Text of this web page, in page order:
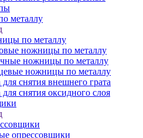
металлу
по металлу
ножницы по металлу
ножницы по металлу
ножницы по металлу
для снятия внешнего грата
для снятия оксидного слоя
опрессовщики